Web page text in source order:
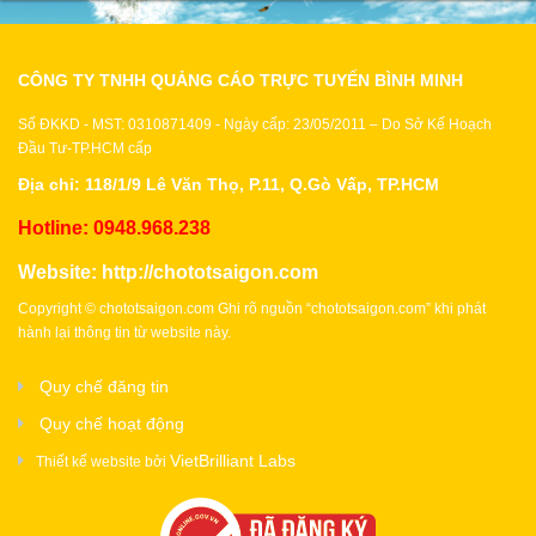
CÔNG TY TNHH QUẢNG CÁO TRỰC TUYẾN BÌNH MINH
Số ĐKKD - MST: 0310871409 - Ngày cấp: 23/05/2011 – Do Sở Kế Hoạch
Đầu Tư-TP.HCM cấp
Địa chỉ: 118/1/9 Lê Văn Thọ, P.11, Q.Gò Vấp, TP.HCM
Hotline: 0948.968.238
Website: http://chototsaigon.com
Copyright © chototsaigon.com Ghi rõ nguồn “chototsaigon.com” khi phát
hành lại thông tin từ website này.
Quy chế đăng tin
Quy chế hoạt động
Thiết kế website bởi VietBrilliant Labs